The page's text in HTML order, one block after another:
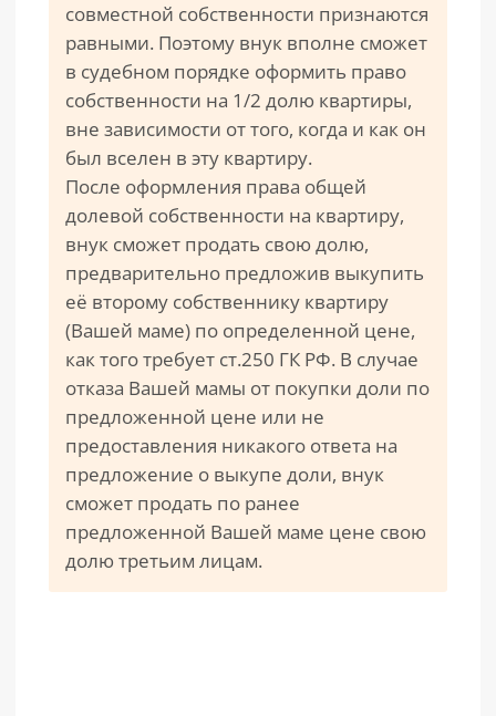
совместной собственности признаются
равными. Поэтому внук вполне сможет
в судебном порядке оформить право
собственности на 1/2 долю квартиры,
вне зависимости от того, когда и как он
был вселен в эту квартиру.
После оформления права общей
долевой собственности на квартиру,
внук сможет продать свою долю,
предварительно предложив выкупить
её второму собственнику квартиру
(Вашей маме) по определенной цене,
как того требует ст.250 ГК РФ. В случае
отказа Вашей мамы от покупки доли по
предложенной цене или не
предоставления никакого ответа на
предложение о выкупе доли, внук
сможет продать по ранее
предложенной Вашей маме цене свою
долю третьим лицам.